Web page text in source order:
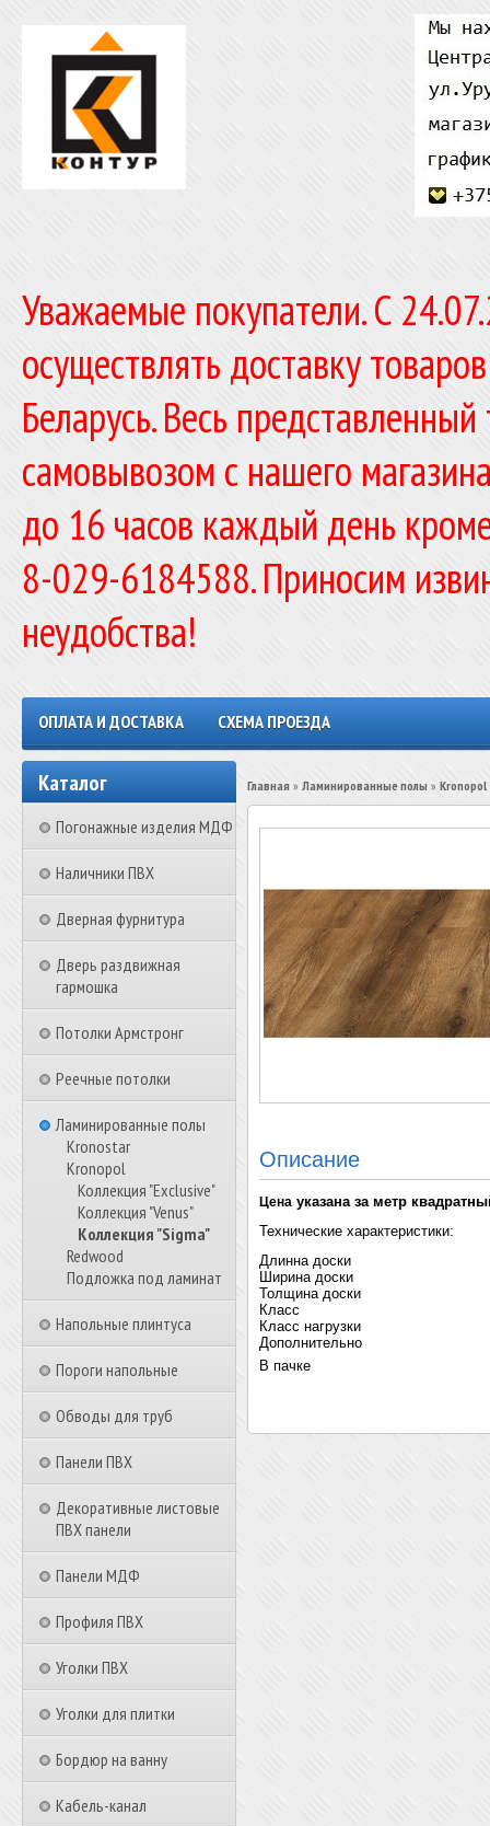
Уважаемые покупатели. C
осуществлять доставку
Беларусь. Весь
самовывозом с нашего
до 16 часов каждый день
8-029-6184588. Приносим
неудобства!
ОПЛАТА И ДОСТАВКА СХЕМА ПРОЕЗДА
Каталог
Погонажные изделия МДФ
Наличники ПВХ
Дверная фурнитура
Дверь раздвижная
гармошка
Потолки Армстронг
Реечные потолки
Ламинированные полы
Kronostar
Kronopol
Коллекция "Exclusive"
Коллекция "Venus"
Коллекция "Sigma"
Redwood
Подложка под ламинат
Напольные плинтуса
Пороги напольные
Обводы для труб
Панели ПВХ
Декоративные листовые
ПВХ панели
Панели МДФ
Профиля ПВХ
Уголки ПВХ
Уголки для плитки
Бордюр на ванну
Кабель-канал
Главная » Ламинированные полы » Kronopol
Описание
Цена указана за метр
Технические характеристики:
Длинна доски
Ширина доски
Толщина доски
Класс
Класс нагрузки
Дополнительно
В пачке